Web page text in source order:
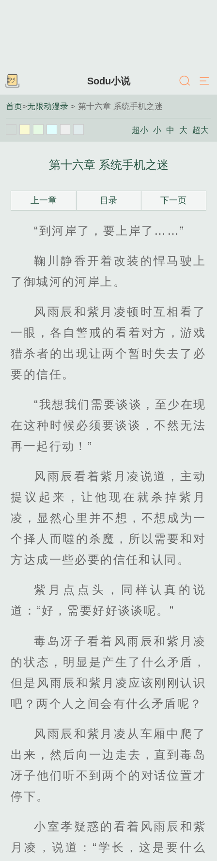
Sodu小说
首页>无限动漫录 > 第十六章 系统手机之迷
超小 小 中 大 超大
第十六章 系统手机之迷
上一章 目录 下一页
“到河岸了，要上岸了……”
鞠川静香开着改装的悍马驶上
了御城河的河岸上。
风雨辰和紫月凌顿时互相看了
一眼，各自警戒的看着对方，游戏
猎杀者的出现让两个暂时失去了必
要的信任。
“我想我们需要谈谈，至少在现
在这种时候必须要谈谈，不然无法
再一起行动！”
风雨辰看着紫月凌说道，主动
提议起来，让他现在就杀掉紫月
凌，显然心里并不想，不想成为一
个择人而噬的杀魔，所以需要和对
方达成一些必要的信任和认同。
紫月点点头，同样认真的说
道：“好，需要好好谈谈呢。”
毒岛冴子看着风雨辰和紫月凌
的状态，明显是产生了什么矛盾，
但是风雨辰和紫月凌应该刚刚认识
吧？两个人之间会有什么矛盾呢？
风雨辰和紫月凌从车厢中爬了
出来，然后向一边走去，直到毒岛
冴子他们听不到两个的对话位置才
停下。
小室孝疑惑的看着风雨辰和紫
月凌，说道：“学长，这是要什么